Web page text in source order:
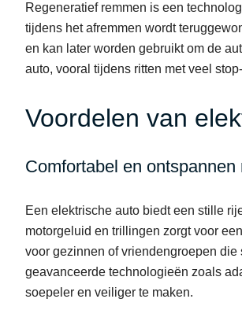
Regeneratief remmen is een
tijdens het afremmen wordt
en kan later worden gebruikt om de
auto, vooral tijdens ritten met veel
Voordelen van
Comfortabel en ontspannen
Een elektrische auto biedt een stille
motorgeluid en trillingen zorgt voor
voor gezinnen of vriendengroepen
geavanceerde technologieën zoals
soepeler en veiliger te maken.